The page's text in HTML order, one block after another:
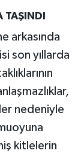
arkasında
son yıllarda
nedeniyle
kitlelerin